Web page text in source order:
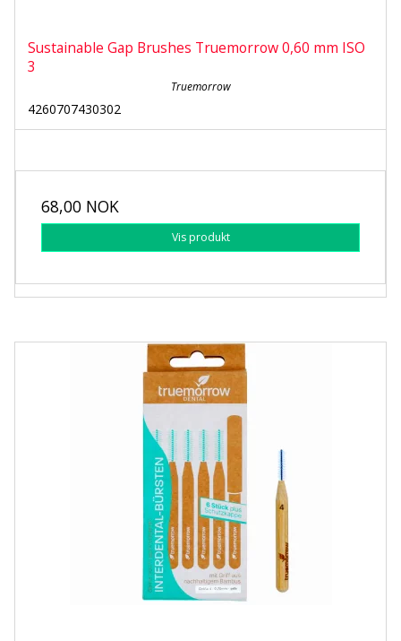
Sustainable Gap Brushes Truemorrow 0,60 mm ISO
3
Truemorrow
4260707430302
68,00 NOK
Vis produkt